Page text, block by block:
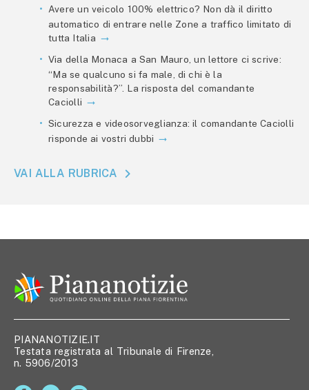
Avere un veicolo 100% elettrico? Non dà il diritto
automatico di entrare nelle Zone a traffico limitato di
tutta Italia
Via della Monaca a San Mauro, un lettore ci scrive:
“Ma se qualcuno si fa male, di chi è la
responsabilità?”. La risposta del comandante
Caciolli
Sicurezza e videosorveglianza: il comandante Caciolli
risponde ai vostri dubbi
VAI ALLA RUBRICA
PIANANOTIZIE.IT
Testata registrata al Tribunale di Firenze,
n. 5906/2013